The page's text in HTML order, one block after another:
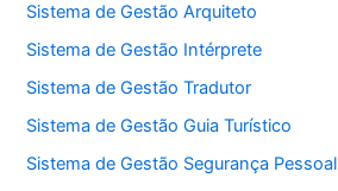
Sistema de Gestão Arquiteto
Sistema de Gestão Intérprete
Sistema de Gestão Tradutor
Sistema de Gestão Guia Turístico
Sistema de Gestão Segurança Pessoal